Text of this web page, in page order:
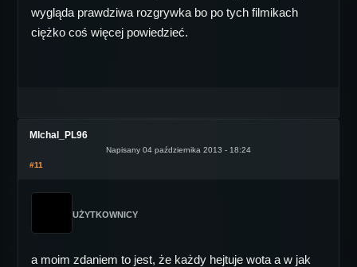
wygląda prawdziwa rozgrywka bo po tych filmikach
ciężko coś więcej powiedzieć.
MIchal_PL96
Napisany 04 października 2013 - 18:24
#11
UŻYTKOWNICY
a moim zdaniem to jest, że każdy hejtuje wota a w jak